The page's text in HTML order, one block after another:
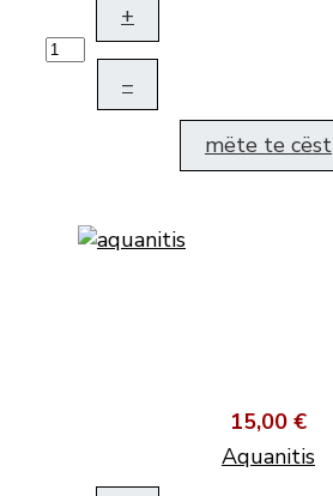
+
–
mëte te cëst
15,00 €
Aquanitis